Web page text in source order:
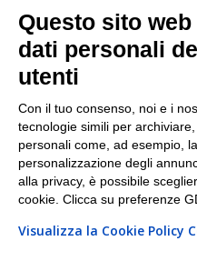
I nostri punti di ritiro
maggiori
Torino|Milano|Roma|
Napoli
Questo sito
dati personali
utenti
Con il tuo consenso, noi e i
tecnologie simili per
personali come, ad esempio,
personalizzazione degli
alla privacy, è possibile
cookie. Clicca su preferenze
Visualizza la Cookie Policy